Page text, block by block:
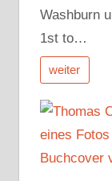
Washburn
1st to…
weiter